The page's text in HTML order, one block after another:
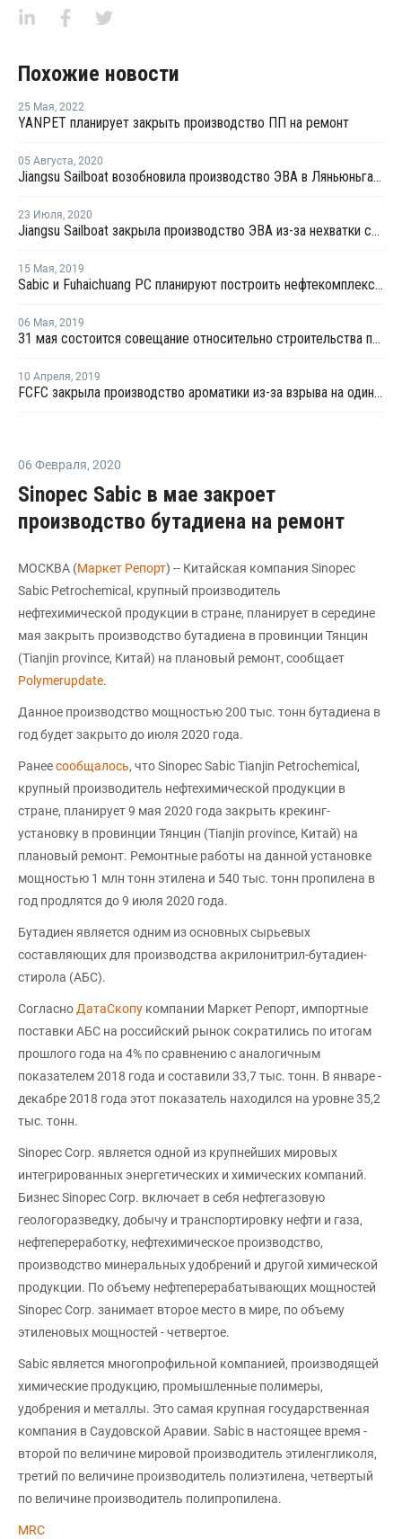
Похожие новости
25 Мая, 2022
YANPET планирует закрыть производство ПП на ремонт
05 Августа, 2020
Jiangsu Sailboat возобновила производство ЭВА в Ляньюньгане
23 Июля, 2020
Jiangsu Sailboat закрыла производство ЭВА из-за нехватки сырья
15 Мая, 2019
Sabic и Fuhaichuang PC планируют построить нефтекомплекс в провинции Фуцзянь
06 Мая, 2019
31 мая состоится совещание относительно строительства производства этилена на базе ГНС
10 Апреля, 2019
FCFC закрыла производство ароматики из-за взрыва на один месяц
06 Февраля, 2020
Sinopec Sabic в мае закроет
производство бутадиена на ремонт
МОСКВА (Маркет Репорт) -- Китайская компания Sinopec
Sabic Petrochemical, крупный производитель
нефтехимической продукции в стране, планирует в середине
мая закрыть производство бутадиена в провинции Тянцин
(Tianjin province, Китай) на плановый ремонт, сообщает
Polymerupdate.
Данное производство мощностью 200 тыс. тонн бутадиена в
год будет закрыто до июля 2020 года.
Ранеесообщалось, что Sinopec Sabic Tianjin Petrochemical,
крупный производитель нефтехимической продукции в
стране, планирует 9 мая 2020 года закрыть крекинг-
установку в провинции Тянцин (Tianjin province, Китай) на
плановый ремонт. Ремонтные работы на данной установке
мощностью 1 млн тонн этилена и 540 тыс. тонн пропилена в
год продлятся до 9 июля 2020 года.
Бутадиен является одним из основных сырьевых
составляющих для производства акрилонитрил-бутадиен-
стирола (АБС).
Согласно ДатаСкопу компании Маркет Репорт, импортные
поставки АБС на российский рынок сократились по итогам
прошлого года на 4% по сравнению с аналогичным
показателем 2018 года и составили 33,7 тыс. тонн. В январе -
декабре 2018 года этот показатель находился на уровне 35,2
тыс. тонн.
Sinopec Corp. является одной из крупнейших мировых
интегрированных энергетических и химических компаний.
Бизнес Sinopec Corp. включает в себя нефтегазовую
геологоразведку, добычу и транспортировку нефти и газа,
нефтепереработку, нефтехимическое производство,
производство минеральных удобрений и другой химической
продукции. По объему нефтеперерабатывающих мощностей
Sinopec Corp. занимает второе место в мире, по объему
этиленовых мощностей - четвертое.
Sabic является многопрофильной компанией, производящей
химические продукцию, промышленные полимеры,
удобрения и металлы. Это самая крупная государственная
компания в Саудовской Аравии. Sabic в настоящее время -
второй по величине мировой производитель этиленгликоля,
третий по величине производитель полиэтилена, четвертый
по величине производитель полипропилена.
MRC